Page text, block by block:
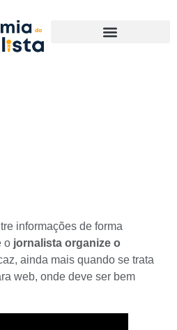
informações de forma
o jornalista organize o
ainda mais quando se trata
web, onde deve ser bem